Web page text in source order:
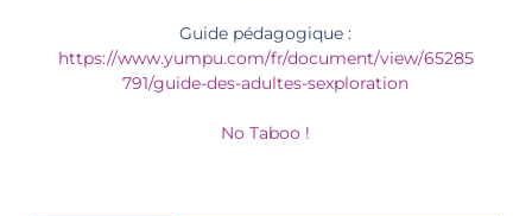
Guide pédagogique :
https://www.yumpu.com/fr/document/view/65285
791/guide-des-adultes-sexploration
No Taboo !